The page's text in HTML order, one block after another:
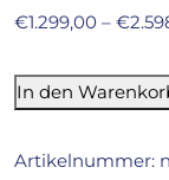
€1.299,00 – €
In den
Artikelnummer: